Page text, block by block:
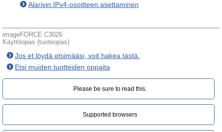
Alarivin IPv4-osoitteen asettaminen
imageFORCE C3026
Käyttöopas (tuoteopas)
Jos et löydä etsimääsi, voit hakea tästä.
Etsi muiden tuotteiden oppaita
Please be sure to read this.‎
Supported browsers